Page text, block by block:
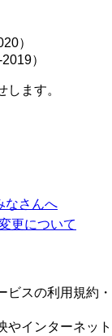
）
）
ます。
なさんへ
更について
ビスの利用規約・
やインターネット